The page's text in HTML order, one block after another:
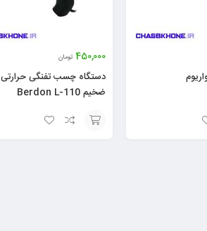
450,000 تومان
دستگاه چسب تفنگی حرارتی
ضخیم Berdon L-110